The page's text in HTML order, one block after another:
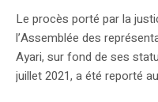
Le procès porté par la
l’Assemblée des
Ayari, sur fond de ses
juillet 2021, a été reporté